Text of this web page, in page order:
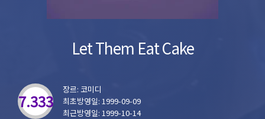
Let Them Eat Cake
7.333
장르: 코미디
최초방영일: 1999-09-09
최근방영일: 1999-10-14